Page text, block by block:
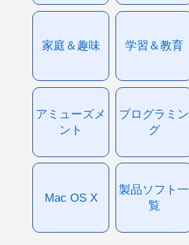
家庭＆趣味 学習＆教育
アミューズメ
ント
プログラミン
グ
Mac OS X
製品ソフト一
覧